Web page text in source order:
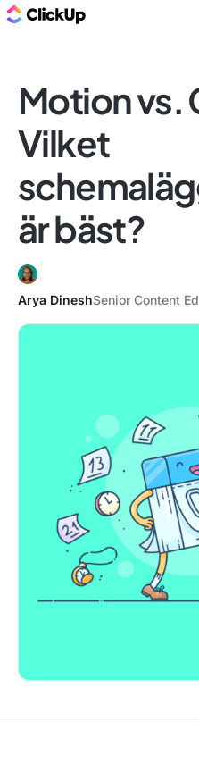
Motion vs.
Vilket
är bäst?
Arya DineshSenior Content